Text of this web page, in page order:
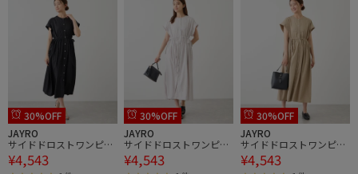
30%OFF
JAYRO
サイドドロストワンピー
ス
¥4,543
30%OFF
JAYRO
サイドドロストワンピー
ス
¥4,543
30%OFF
JAYRO
サイドドロストワンピー
ス
¥4,543